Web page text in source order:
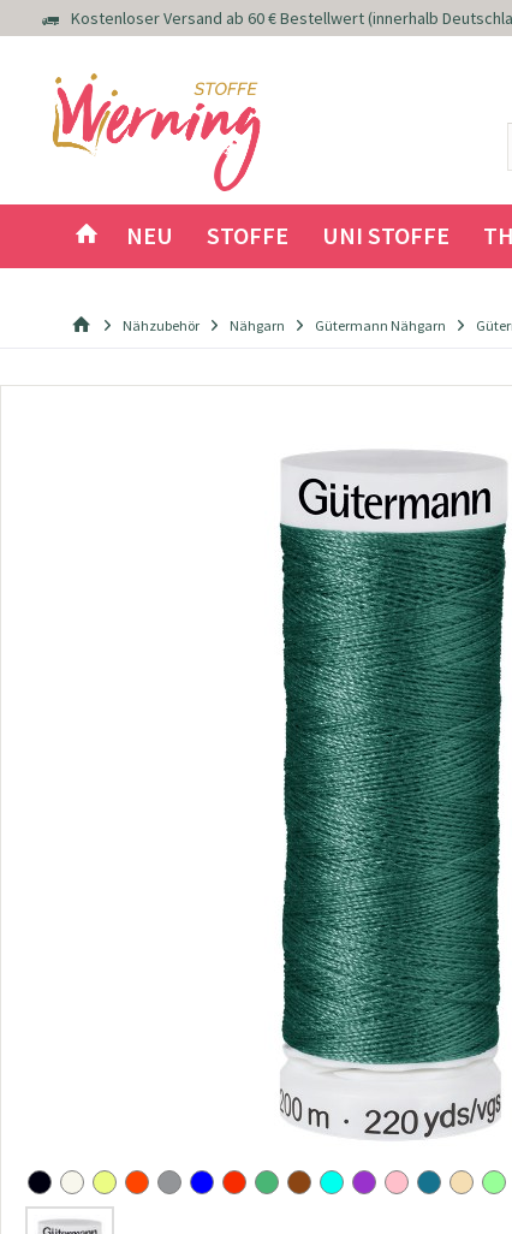
Kostenloser Versand ab 60 € Bestellwert (innerhalb
NEU STOFFE UNI STOFFE
Nähzubehör Nähgarn Gütermann Nähgarn